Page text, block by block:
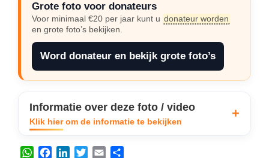
Grote foto voor donateurs
Voor minimaal €20 per jaar kunt u donateur worden
en grote foto’s bekijken.
Word donateur en bekijk grote foto’s
Informatie over deze foto / video
Klik hier om de informatie te bekijken
W